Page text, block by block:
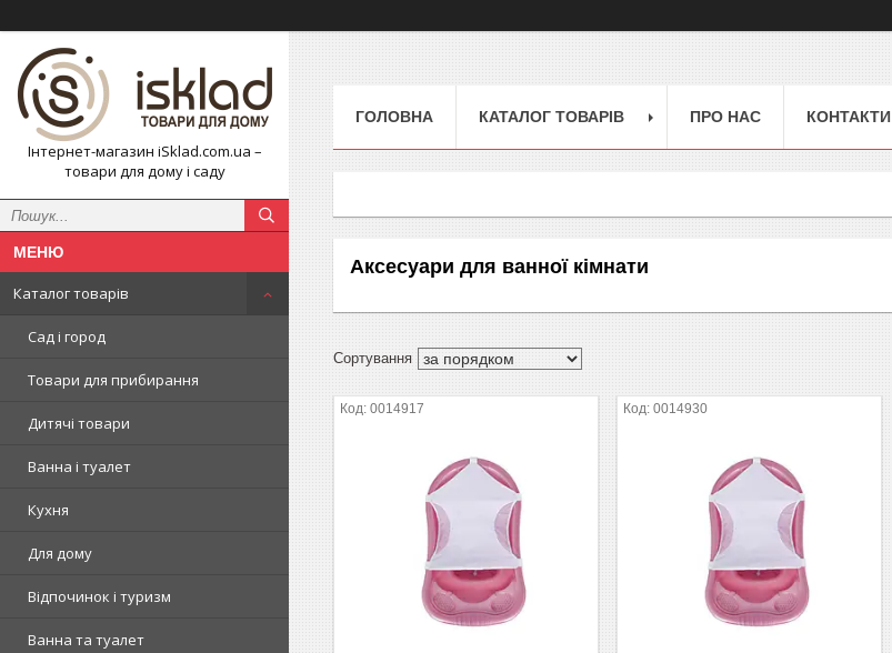
Інтернет-магазин iSklad.com.ua –
товари для дому і саду
Каталог товарів
Сад і город
Товари для прибирання
Дитячі товари
Ванна і туалет
Кухня
Для дому
Відпочинок і туризм
Ванна та туалет
ГОЛОВНА КАТАЛОГ ТОВАРІВ ПРО НАС КОНТАКТИ
Аксесуари для ванної кімнати
0014917 0014930